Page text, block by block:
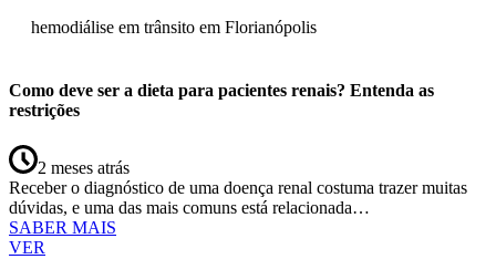
hemodiálise em trânsito em Florianópolis
Como deve ser a dieta para pacientes renais? Entenda as
restrições
2 meses atrás
Receber o diagnóstico de uma doença renal costuma trazer muitas
dúvidas, e uma das mais comuns está relacionada…
SABER MAIS
VER